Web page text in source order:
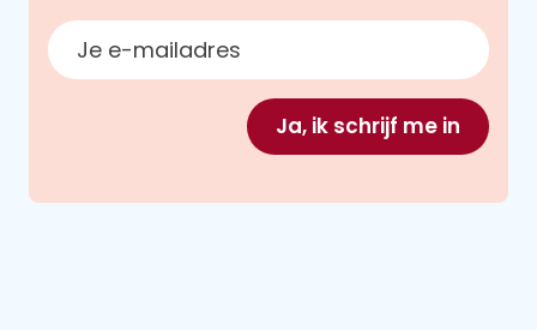
E-mailadres
Ja, ik schrijf me in